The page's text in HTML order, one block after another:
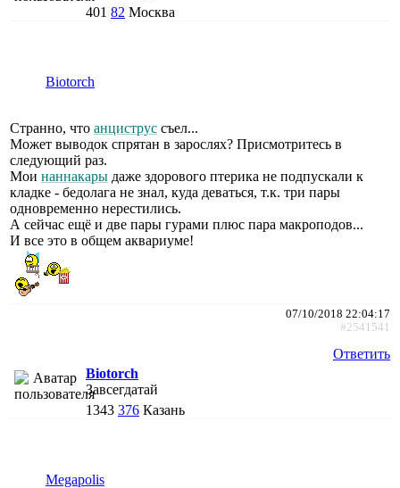
401 82 Москва
Biotorch
Странно, что анциструс съел...
Может выводок спрятан в зарослях? Присмотритесь в
следующий раз.
Мои наннакары даже здорового птерика не подпускали к
кладке - бедолага не знал, куда деваться, т.к. три пары
одновременно нерестились.
А сейчас ещё и две пары гурами плюс пара макроподов...
И все это в общем аквариуме!
07/10/2018 22:04:17
#2541541
Ответить
Biotorch
Завсегдатай
1343 376 Казань
Megapolis